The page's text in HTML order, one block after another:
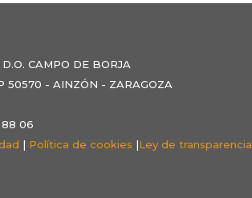
CAMPO DE BORJA
50570 - AINZÓN - ZARAGOZA
06
| Política de cookies |Ley de transparencia